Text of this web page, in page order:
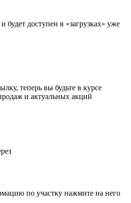
будет доступен в «загрузках» уже
теперь вы будьте в курсе
и актуальных акций
по участку нажмите на него